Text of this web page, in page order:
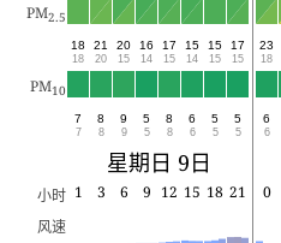
PM2.5
18
18
21
20
20
15
16
14
17
15
15
14
15
15
17
15
23
18
PM10
7
7
8
8
9
9
5
5
8
8
6
6
5
5
5
5
6
6
星期日 9日
小时 1 3 6 9 12 15 18 21 0
风速